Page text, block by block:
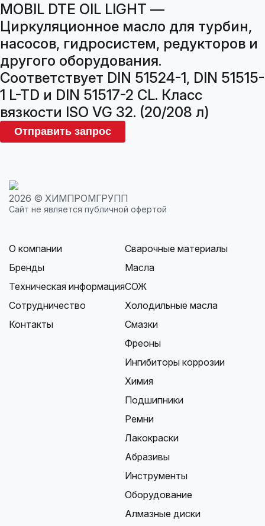
MOBIL DTE OIL LIGHT —
Циркуляционное масло для турбин,
насосов, гидросистем, редукторов и
другого оборудования.
Соответствует DIN 51524-1, DIN 51515-
1 L-TD и DIN 51517-2 CL. Класс
вязкости ISO VG 32. (20/208 л)
Отправить запрос
2026 © ХИМПРОМГРУПП
Сайт не является публичной офертой
О компании
Бренды
Техническая информация
Сотрудничество
Контакты
Сварочные материалы
Масла
СОЖ
Холодильные масла
Смазки
Фреоны
Ингибиторы коррозии
Химия
Подшипники
Ремни
Лакокраски
Абразивы
Инструменты
Оборудование
Алмазные диски